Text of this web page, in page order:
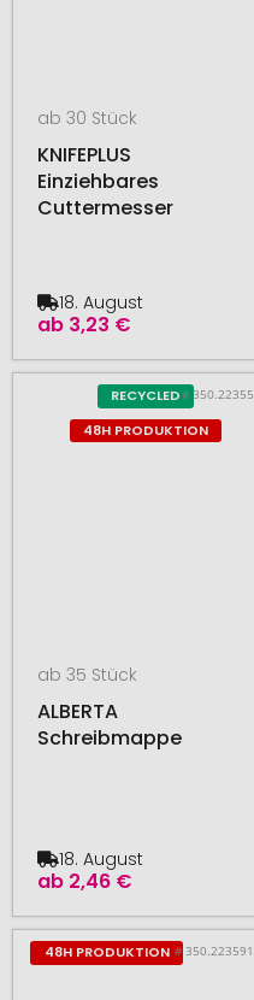
ab 30 Stück
KNIFEPLUS
Einziehbares
Cuttermesser
ab 3,23 €
18. August
RECYCLED
48H PRODUKTION
# 350.22355
ab 35 Stück
ALBERTA
Schreibmappe
ab 2,46 €
18. August
48H PRODUKTION # 350.223591